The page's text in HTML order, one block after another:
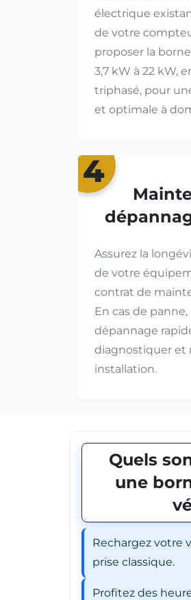
électrique
de votre
proposer la
3,7 kW à 22 kW,
triphasé, pour
et optimale à
4
Assurez la
de votre
contrat de
En cas de
dépannage
diagnostiquer et
installation.
Quels
une
Rechargez votre
prise classique.
Profitez des